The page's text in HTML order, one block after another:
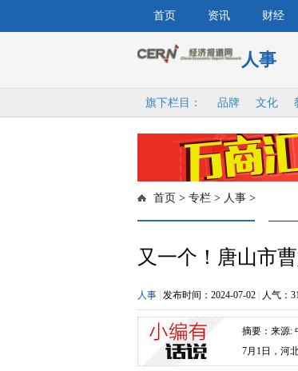
首页 资讯 财经
人事
旗下栏目： 品牌 文化
首页 > 专栏 > 人事 >
又一个！唐山市
人事 发布时间：2024-07-02 人气：
摘要：来源:
7月1日，河